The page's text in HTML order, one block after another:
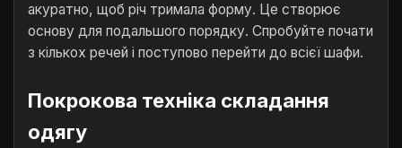
акуратно, щоб річ тримала форму. Це створює
основу для подальшого порядку. Спробуйте почати
з кількох речей і поступово перейти до всієї шафи.
Покрокова техніка складання
одягу